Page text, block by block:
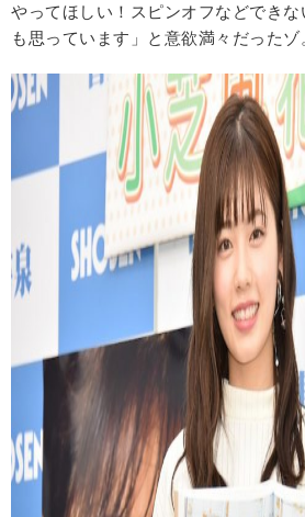
やってほしい！スピンオフなどでき
も思っています」と意欲満々だったゾ